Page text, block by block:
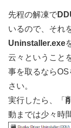
先程の解凍で
いるので、それ
Uninstaller.exe
云々ということ
事を取るなら
さい。
実行したら、「
動までは少々時